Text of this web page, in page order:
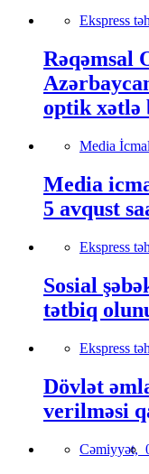
Ekspress
Rəqəmsal
optik
Media
Media
5 avqust
Ekspress
Sosial
tətbiq
Ekspress
Dövlət
verilməsi
Cəmiyyət,